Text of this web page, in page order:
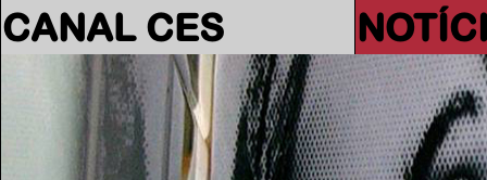
CANAL CES